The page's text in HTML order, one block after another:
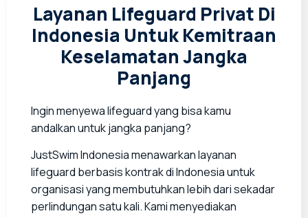
Layanan Lifeguard Privat Di
Indonesia Untuk Kemitraan
Keselamatan Jangka
Panjang
Ingin menyewa lifeguard yang bisa kamu
andalkan untuk jangka panjang?
JustSwim Indonesia menawarkan layanan
lifeguard berbasis kontrak di Indonesia untuk
organisasi yang membutuhkan lebih dari sekadar
perlindungan satu kali. Kami menyediakan